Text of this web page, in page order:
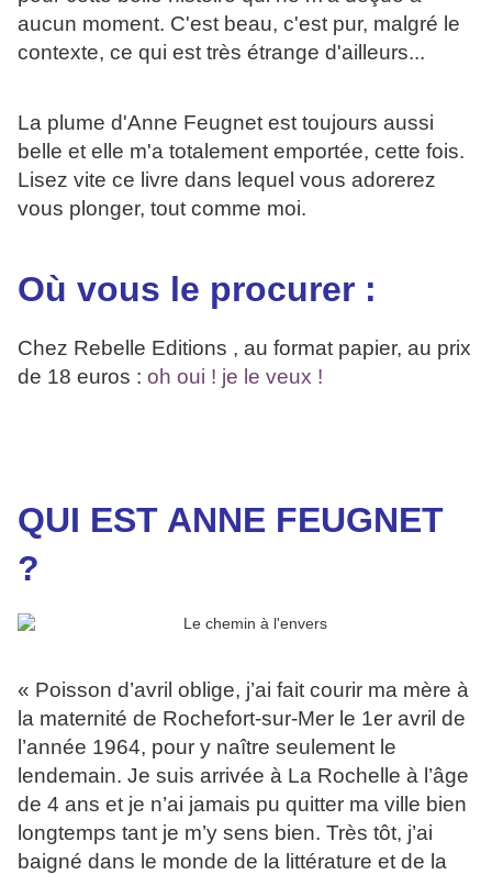
aucun moment. C'est beau, c'est pur, malgré le
contexte, ce qui est très étrange d'ailleurs...
La plume d'Anne Feugnet est toujours aussi
belle et elle m'a totalement emportée, cette fois.
Lisez vite ce livre dans lequel vous adorerez
vous plonger, tout comme moi.
Où vous le procurer :
Chez Rebelle Editions , au format papier, au prix
de 18 euros : oh oui ! je le veux !
QUI EST ANNE FEUGNET
?
« Poisson d’avril oblige, j’ai fait courir ma mère à
la maternité de Rochefort-sur-Mer le 1er avril de
l’année 1964, pour y naître seulement le
lendemain. Je suis arrivée à La Rochelle à l’âge
de 4 ans et je n’ai jamais pu quitter ma ville bien
longtemps tant je m’y sens bien. Très tôt, j’ai
baigné dans le monde de la littérature et de la